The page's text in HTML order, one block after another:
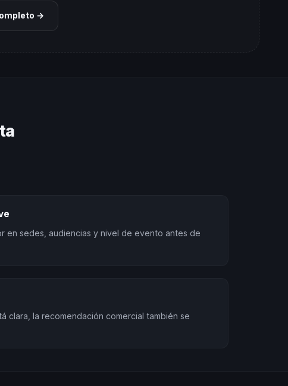
→
en sedes, audiencias y nivel de evento antes de
clara, la recomendación comercial también se